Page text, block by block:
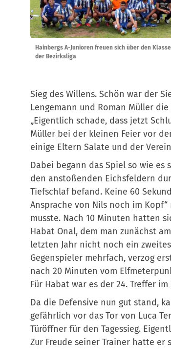
Hainbergs A-Junioren freuen sich über den
der Bezirksliga
Sieg des Willens. Schön war der
Lengemann und Roman Müller
„Eigentlich schade, dass jetzt
Müller bei der kleinen Feier vor
einige Eltern Salate und der
Dabei begann das Spiel so wie
den anstoßenden Eichsfeldern
Tiefschlaf befand. Keine 60
Ansprache von Nils noch im
musste. Nach 10 Minuten hatten
Habat Onal, dem man zunächst
letzten Jahr nicht noch ein
Gegenspieler mehrfach, verzog
nach 20 Minuten vom
Für Habat war es der 24. Treffer im
Da die Defensive nun gut stand,
gefährlich vor das Tor von Luca
Türöffner für den Tagessieg.
Zur Freude seiner Trainer hatte